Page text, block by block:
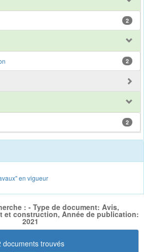
2
2
2
en vigueur
: - Type de document: Avis,
et construction, Année de publication:
2021
documents trouvés